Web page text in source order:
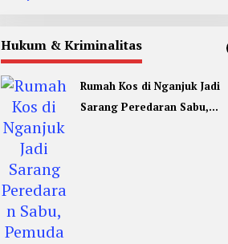
Hukum & Kriminalitas
Rumah Kos di Nganjuk Jadi
Sarang Peredaran Sabu,